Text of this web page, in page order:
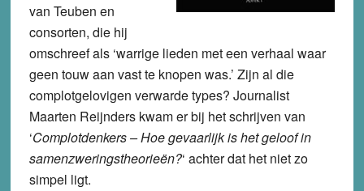
van Teuben en
consorten, die hij
omschreef als ‘warrige lieden met een verhaal waar
geen touw aan vast te knopen was.’ Zijn al die
complotgelovigen verwarde types? Journalist
Maarten Reijnders kwam er bij het schrijven van
‘Complotdenkers – Hoe gevaarlijk is het geloof in
samenzweringstheorieën?‘ achter dat het niet zo
simpel ligt.